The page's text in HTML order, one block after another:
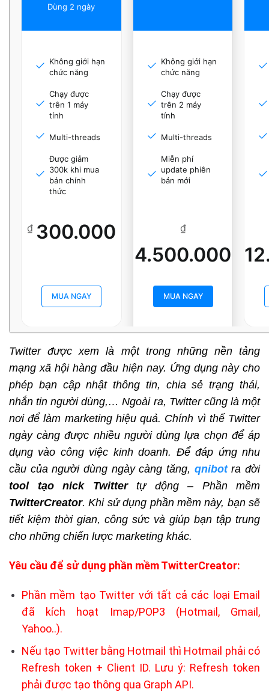
Dùng 2 ngày
Không giới hạn
chức năng
Chạy được
trên 1 máy
tính
Multi-threads
Được giảm
300k khi mua
bản chính
thức
₫ 300.000
MUA NGAY
Không giới hạn
chức năng
Chạy được
trên 2 máy
tính
Multi-threads
Miễn phí
update phiên
bản mới
₫
4.500.000
MUA NGAY
Twitter được xem là một trong những nền tảng
mạng xã hội hàng đầu hiện nay. Ứng dụng này cho
phép bạn cập nhật thông tin, chia sẻ trạng thái,
nhắn tin người dùng,… Ngoài ra, Twitter cũng là một
nơi để làm marketing hiệu quả. Chính vì thế Twitter
ngày càng được nhiều người dùng lựa chọn để áp
dụng vào công việc kinh doanh. Để đáp ứng nhu
cầu của người dùng ngày càng tăng, qnibot ra đời
tool tạo nick Twittertự động – Phần mềm
TwitterCreator. Khi sử dụng phần mềm này, bạn sẽ
tiết kiệm thời gian, công sức và giúp bạn tập trung
cho những chiến lược marketing khác.
Yêu cầu để sử dụng phần mềm TwitterCreator:
Phần mềm tạo Twitter với tất cả các loại Email
đã kích hoạt Imap/POP3 (Hotmail, Gmail,
Yahoo..).
Nếu tạo Twitter bằng Hotmail thì Hotmail phải có
Refresh token + Client ID. Lưu ý: Refresh token
phải được tạo thông qua Graph API.